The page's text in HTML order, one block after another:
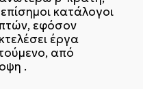
κατάλογοι
εφόσον
έργα
από
.